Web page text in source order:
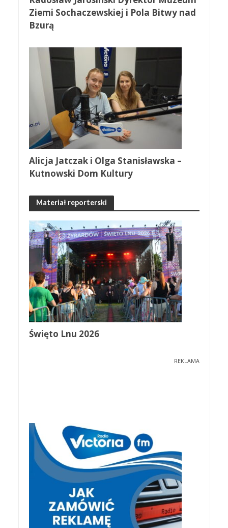
Ziemi Sochaczewskiej i Pola Bitwy nad
Bzurą
Alicja Jatczak i Olga Stanisławska –
Kutnowski Dom Kultury
Materiał reporterski
Święto Lnu 2026
REKLAMA